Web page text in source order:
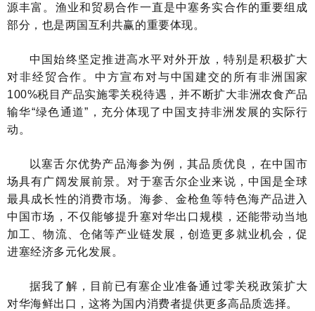
源丰富。渔业和贸易合作一直是中塞务实合作的重要组成
部分，也是两国互利共赢的重要体现。
中国始终坚定推进高水平对外开放，特别是积极扩大
对非经贸合作。中方宣布对与中国建交的所有非洲国家
100%税目产品实施零关税待遇，并不断扩大非洲农食产品
输华“绿色通道”，充分体现了中国支持非洲发展的实际行
动。
以塞舌尔优势产品海参为例，其品质优良，在中国市
场具有广阔发展前景。对于塞舌尔企业来说，中国是全球
最具成长性的消费市场。海参、金枪鱼等特色海产品进入
中国市场，不仅能够提升塞对华出口规模，还能带动当地
加工、物流、仓储等产业链发展，创造更多就业机会，促
进塞经济多元化发展。
据我了解，目前已有塞企业准备通过零关税政策扩大
对华海鲜出口，这将为国内消费者提供更多高品质选择。